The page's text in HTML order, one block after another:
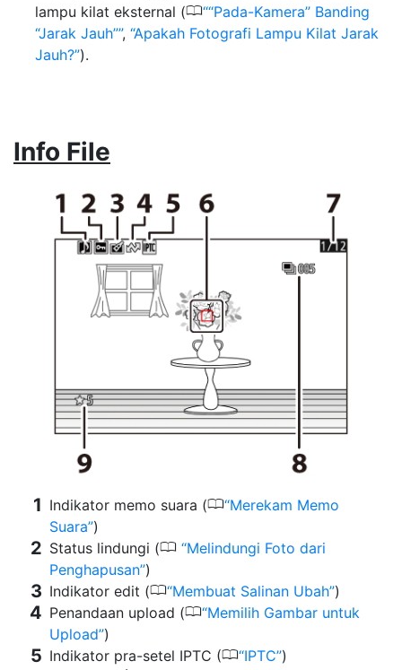
lampu kilat eksternal (0 “Pada-Kamera” Banding
“Jarak Jauh” , Apakah Fotografi Lampu Kilat Jarak
Jauh? ).
Info File
Indikator memo suara (0 Merekam Memo
Suara )
Status lindungi (0 Melindungi Foto dari
Penghapusan )
Indikator edit (0 Membuat Salinan Ubah )
Penandaan upload (0 Memilih Gambar untuk
Upload )
Indikator pra-setel IPTC (0 IPTC )